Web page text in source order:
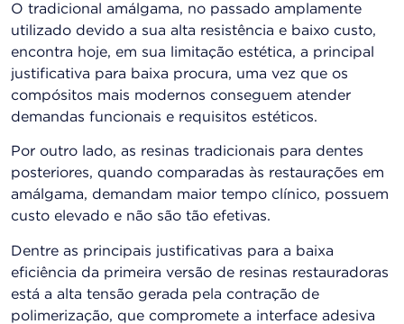
O tradicional amálgama, no passado amplamente
utilizado devido a sua alta resistência e baixo custo,
encontra hoje, em sua limitação estética, a principal
justificativa para baixa procura, uma vez que os
compósitos mais modernos conseguem atender
demandas funcionais e requisitos estéticos.
Por outro lado, as resinas tradicionais para dentes
posteriores, quando comparadas às restaurações em
amálgama, demandam maior tempo clínico, possuem
custo elevado e não são tão efetivas.
Dentre as principais justificativas para a baixa
eficiência da primeira versão de resinas restauradoras
está a alta tensão gerada pela contração de
polimerização, que compromete a interface adesiva